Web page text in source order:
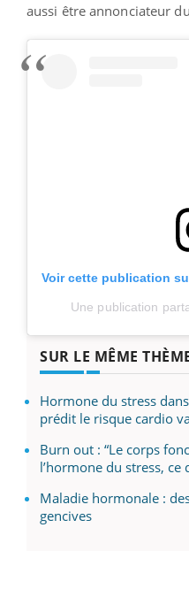
aussi être annonciateur
Voir cette publication
Une publication
SUR LE MÊME
Hormone du stress
prédit le risque cardio
Burn out : “Le corps
l’hormone du stress, ce
Maladie hormonale :
gencives